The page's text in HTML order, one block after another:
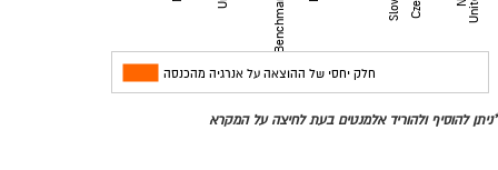
מדינות
חלק יחסי של ההוצאה על אנרגיה מהכנסה
*ניתן להוסיף ולהוריד אלמנטים בעת לחיצה על המקרא